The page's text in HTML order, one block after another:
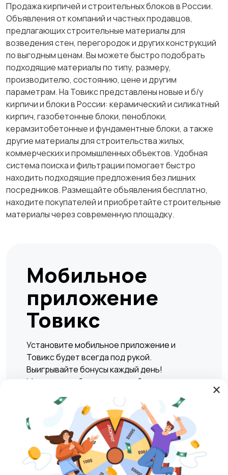
Продажа кирпичей и строительных блоков в России.
Объявления от компаний и частных продавцов,
предлагающих строительные материалы для
возведения стен, перегородок и других конструкций
по выгодным ценам. Вы можете быстро подобрать
подходящие материалы по типу, размеру,
производителю, состоянию, цене и другим
параметрам. На Товикс представлены новые и б/у
кирпичи и блоки в России: керамический и силикатный
кирпич, газобетонные блоки, пеноблоки,
керамзитобетонные и фундаментные блоки, а также
другие материалы для строительства жилых,
коммерческих и промышленных объектов. Удобная
система поиска и фильтрации помогает быстро
находить подходящие предложения без лишних
посредников. Размещайте объявления бесплатно,
находите покупателей и приобретайте строительные
материалы через современную площадку.
Мобильное
приложение
Товикс
Установите мобильное приложение и
Товикс будет всегда под рукой.
Выигрывайте бонусы каждый день!
Мгновенно и безопасно подбирать жилье,
сделки по покупке или продаже любых
товаров и услуг в любое удобное время.
Play Market RuStore
×